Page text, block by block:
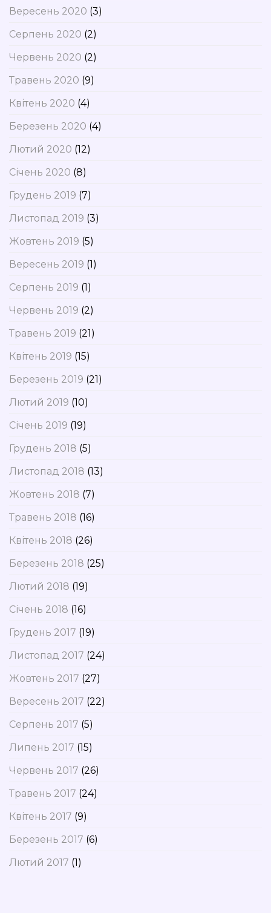
Вересень 2020 (3)
Серпень 2020 (2)
Червень 2020 (2)
Травень 2020 (9)
Квітень 2020 (4)
Березень 2020 (4)
Лютий 2020 (12)
Січень 2020 (8)
Грудень 2019 (7)
Листопад 2019 (3)
Жовтень 2019 (5)
Вересень 2019 (1)
Серпень 2019 (1)
Червень 2019 (2)
Травень 2019 (21)
Квітень 2019 (15)
Березень 2019 (21)
Лютий 2019 (10)
Січень 2019 (19)
Грудень 2018 (5)
Листопад 2018 (13)
Жовтень 2018 (7)
Травень 2018 (16)
Квітень 2018 (26)
Березень 2018 (25)
Лютий 2018 (19)
Січень 2018 (16)
Грудень 2017 (19)
Листопад 2017 (24)
Жовтень 2017 (27)
Вересень 2017 (22)
Серпень 2017 (5)
Липень 2017 (15)
Червень 2017 (26)
Травень 2017 (24)
Квітень 2017 (9)
Березень 2017 (6)
Лютий 2017 (1)